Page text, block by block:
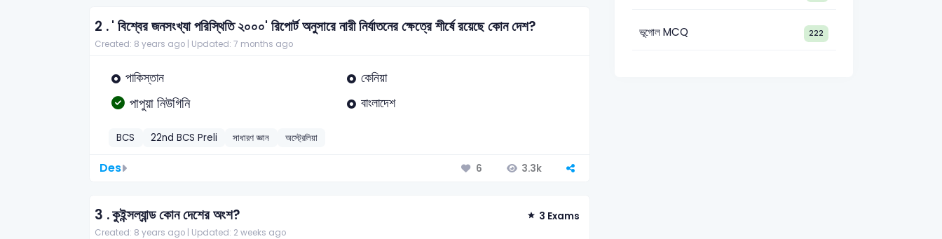
2 .' বিশ্বের জনসংখ্যা পরিস্থিতি ২০০০' রিপোর্ট অনুসারে নারী নির্যাতনের ক্ষেত্রে শীর্ষে রয়েছে কোন দেশ?
Created: 8 years ago | Updated: 7 months ago
পাকিস্তান কেনিয়া
পাপুয়া নিউগিনি বাংলাদেশ
BCS 22nd BCS Preli সাধারণ জ্ঞান অস্ট্রেলিয়া
Des 6 3.3k
3 .কুইন্সল্যান্ড কোন দেশের অংশ? 3 Exams
Created: 8 years ago | Updated: 2 weeks ago
ভূগোল MCQ 222